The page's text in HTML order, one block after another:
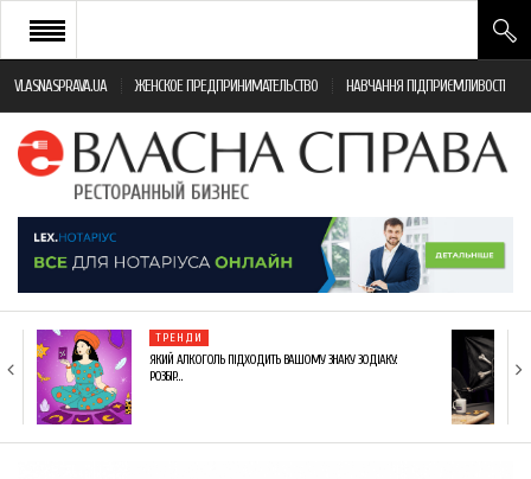
VLASNASPRAVA.UA ЖЕНСКОЕ ПРЕДПРИНИМАТЕЛЬСТВО НАВЧАННЯ ПІДПРИЄМЛИВОСТІ
НОВИНИ РЕСТОРАННОГО БІЗНЕСУ
ЯК ВІДКРИТИ ТА УСПІШНО КЕРУВАТИ
МОНІТОРИНГ ЗАКОНОДАВСТВА
ФРАНЧАЙЗИНГ
КНИГИ
ТРЕНДИ
ЯКИЙ АЛКОГОЛЬ ПІДХОДИТЬ ВАШОМУ ЗНАКУ ЗОДІАКУ:
РОЗБІР…